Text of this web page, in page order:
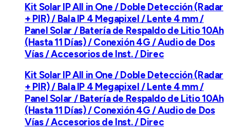
Kit Solar IP All in One / Doble Detección (Radar
+ PIR) / Bala IP 4 Megapixel / Lente 4 mm /
Panel Solar / Batería de Respaldo de Litio 10Ah
(Hasta 11 Días) / Conexión 4G / Audio de Dos
Vías / Accesorios de Inst. / Direc
Kit Solar IP All in One / Doble Detección (Radar
+ PIR) / Bala IP 4 Megapixel / Lente 4 mm /
Panel Solar / Batería de Respaldo de Litio 10Ah
(Hasta 11 Días) / Conexión 4G / Audio de Dos
Vías / Accesorios de Inst. / Direc